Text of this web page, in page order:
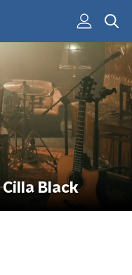
Black